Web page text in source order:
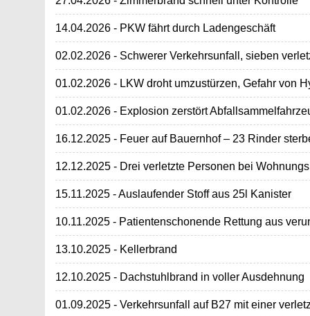
14.04.2026 - PKW fährt durch Ladengeschäft
02.02.2026 - Schwerer Verkehrsunfall, sieben
01.02.2026 - LKW droht umzustürzen, Gefahr von
01.02.2026 - Explosion zerstört
16.12.2025 - Feuer auf Bauernhof – 23 Rinder
12.12.2025 - Drei verletzte Personen bei
15.11.2025 - Auslaufender Stoff aus 25l Kanister
10.11.2025 - Patientenschonende Rettung aus
13.10.2025 - Kellerbrand
12.10.2025 - Dachstuhlbrand in voller Ausdehnung
01.09.2025 - Verkehrsunfall auf B27 mit einer